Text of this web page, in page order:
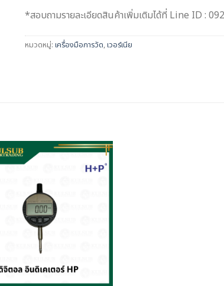
*สอบถามรายละเอียดสินค้าเพิ่มเติมได้ที่ Line ID :
หมวดหมู่: เครื่องมือการวัด,เวอร์เนีย